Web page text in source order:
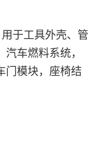
于工具外壳、管
车燃料系统，
门模块，座椅结